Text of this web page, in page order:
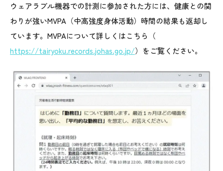
ウェアラブル機器での計測に参加された方には、健康との関
わりが強いMVPA（中高強度身体活動）時間の結果も返却し
ています。MVPAについて詳しくはこちら（
https://tairyoku.records.johas.go.jp/）をご覧ください。